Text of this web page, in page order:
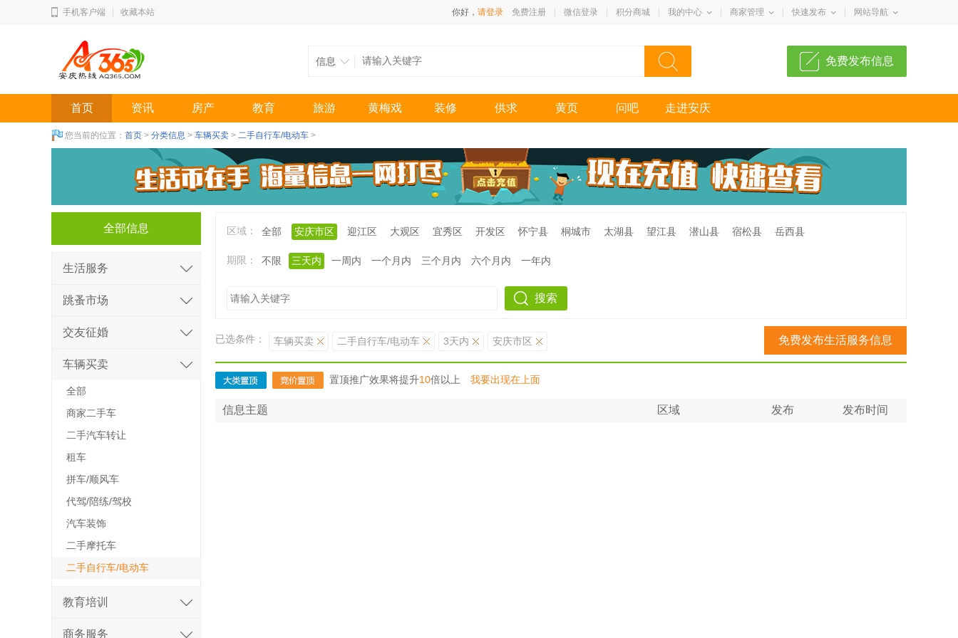
手机客户端 收藏本站 你好， 请登录 免费注册 微信登录 积分商城 我的中心 商家管理 快速发布 网站导航
信息 免费发布信息
首页 资讯 房产 教育 旅游 黄梅戏 装修 供求 黄页 问吧 走进安庆
您当前的位置： 首页 > 分类信息 > 车辆买卖 > 二手自行车/电动车 >
区域： 全部 安庆市区 迎江区 大观区 宜秀区 开发区 怀宁县 桐城市 太湖县 望江县 潜山县 宿松县 岳西县
期限： 不限 三天内 一周内 一个月内 三个月内 六个月内 一年内
搜索
已选条件： 车辆买卖 二手自行车/电动车 3天内 安庆市区 免费发布生活服务信息
置顶推广效果将提升10倍以上 我要出现在上面
信息主题 区域 发布 发布时间
全部信息
生活服务
跳蚤市场
交友征婚
车辆买卖
全部
商家二手车
二手汽车转让
租车
拼车/顺风车
代驾/陪练/驾校
汽车装饰
二手摩托车
二手自行车/电动车
教育培训
商务服务